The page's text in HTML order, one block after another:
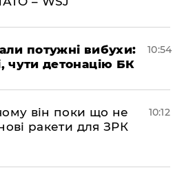
потужні вибухи:
чути детонацію БК
10:54
він поки що не
ракети для ЗРК
10:12